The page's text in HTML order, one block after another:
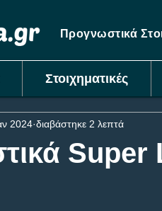
Προγνωστικά
Στοιχηματικές
Super
2024 διαβάστηκε 2 λεπτά